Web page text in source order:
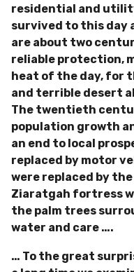
residential and
survived to this day
are about two
reliable protection,
heat of the day, for
and terrible desert
The twentieth
population growth
an end to local
replaced by motor
were replaced by
Ziaratgah fortress
the palm trees
water and care ….
… To the great